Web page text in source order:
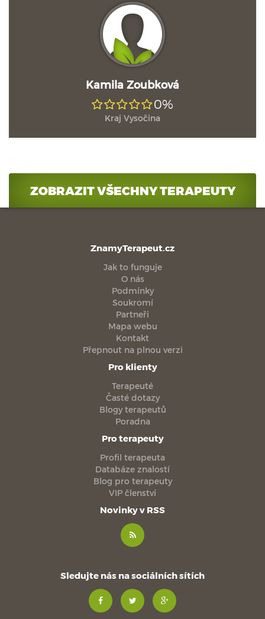
Kamila Zoubková
0%
Kraj Vysočina
ZOBRAZIT VŠECHNY TERAPEUTY
ZnamyTerapeut.cz
Jak to funguje
O nás
Podmínky
Soukromí
Partneři
Mapa webu
Kontakt
Přepnout na plnou verzi
Pro klienty
Terapeuté
Časté dotazy
Blogy terapeutů
Poradna
Pro terapeuty
Profil terapeuta
Databáze znalostí
Blog pro terapeuty
VIP členství
Novinky v RSS
Sledujte nás na sociálních sítích